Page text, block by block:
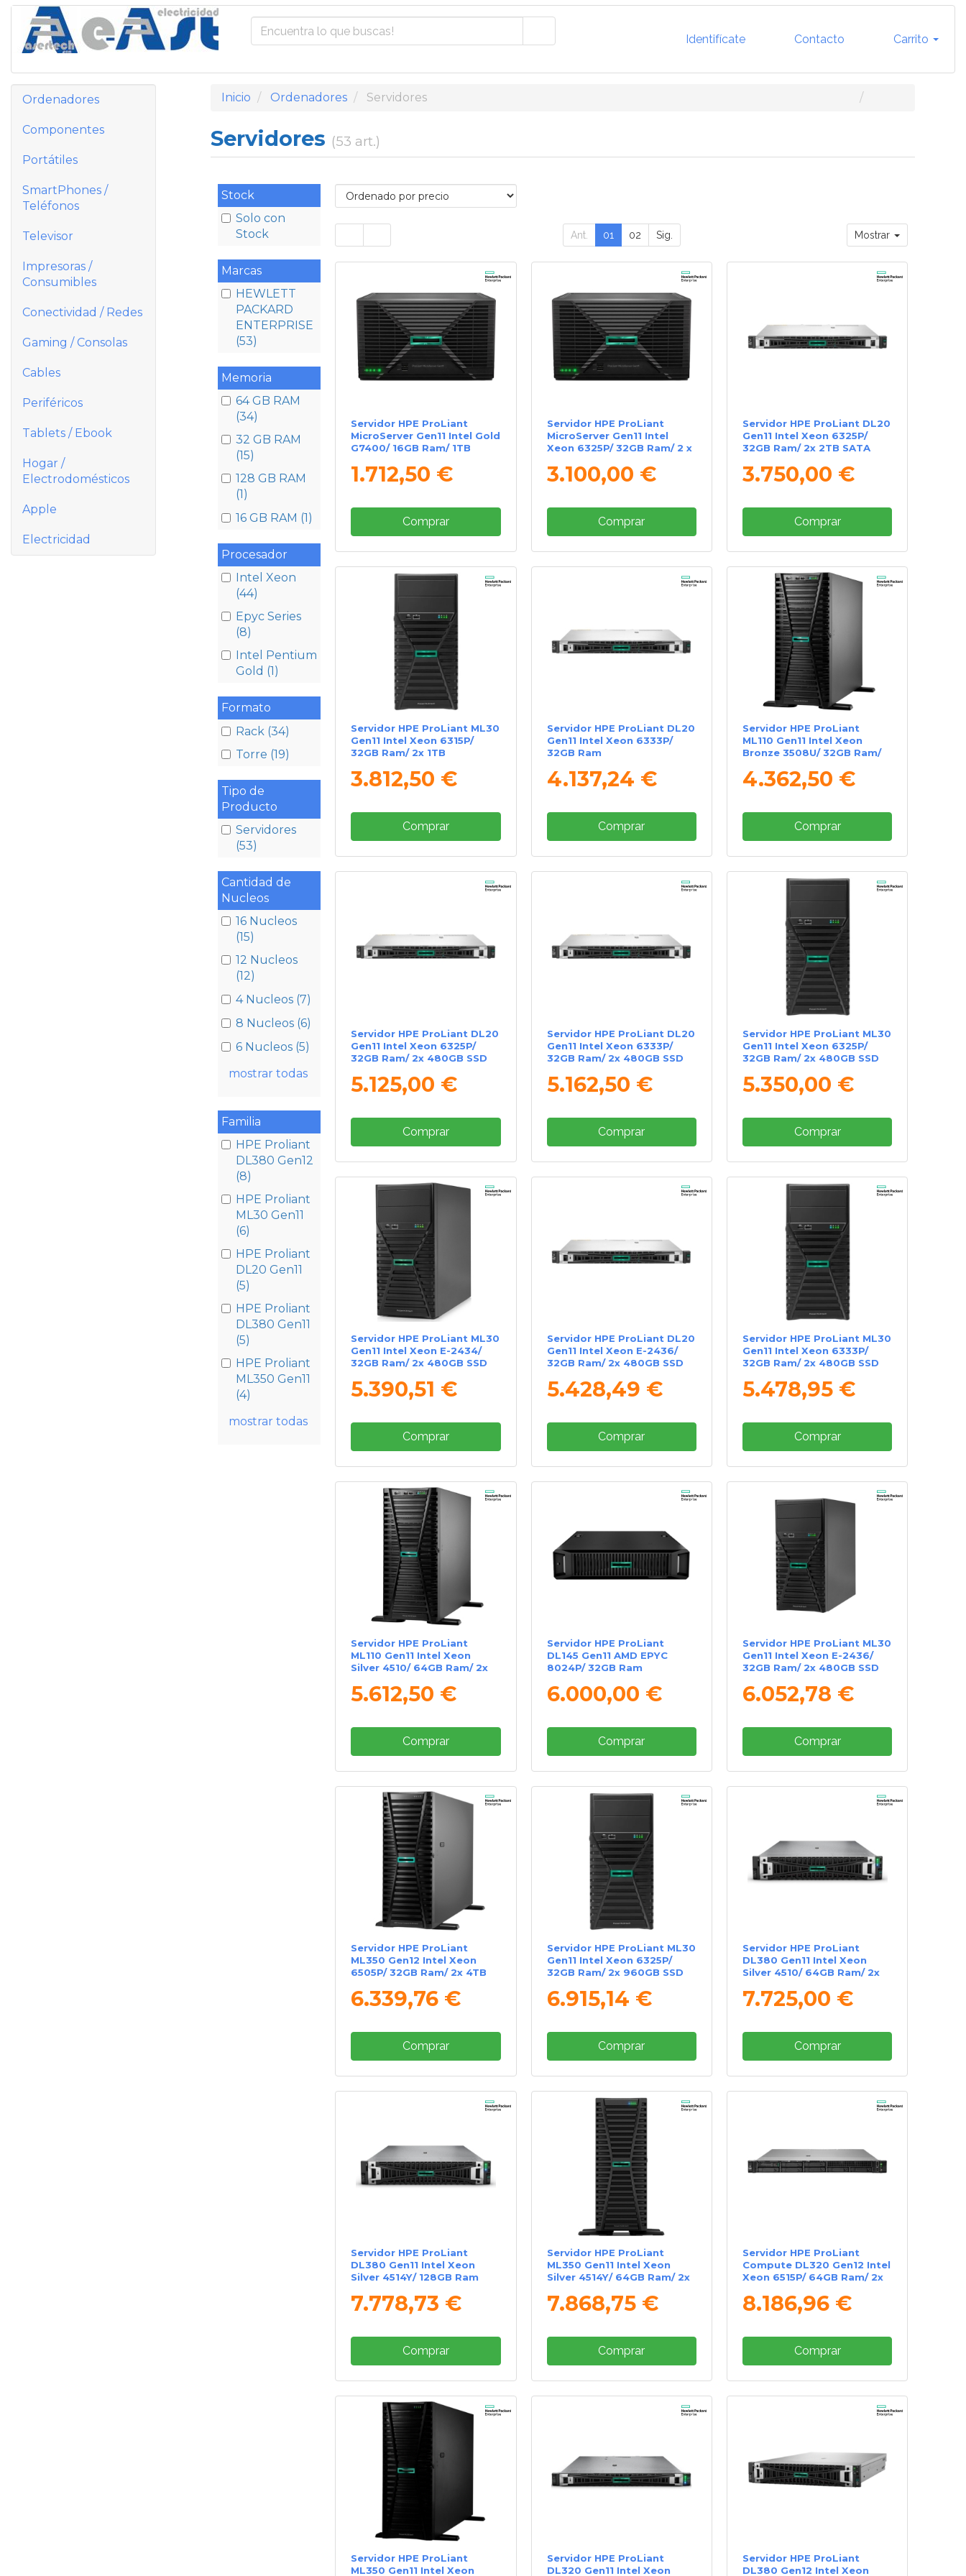
Identifícate Contacto Carrito
Ordenadores
Componentes
Portátiles
SmartPhones /
Teléfonos
Televisor
Impresoras /
Consumibles
Conectividad / Redes
Gaming / Consolas
Cables
Periféricos
Tablets / Ebook
Hogar /
Electrodomésticos
Apple
Electricidad
Inicio Ordenadores Servidores
Servidores (53 art.)
Stock
Solo con
Stock
Marcas
HEWLETT
PACKARD
ENTERPRISE
(53)
Memoria
64 GB RAM
(34)
32 GB RAM
(15)
128 GB RAM
(1)
16 GB RAM (1)
Procesador
Intel Xeon
(44)
Epyc Series
(8)
Intel Pentium
Gold (1)
Formato
Rack (34)
Torre (19)
Tipo de
Producto
Servidores
(53)
Cantidad de
Nucleos
16 Nucleos
(15)
12 Nucleos
(12)
4 Nucleos (7)
8 Nucleos (6)
6 Nucleos (5)
mostrar todas
Familia
HPE Proliant
DL380 Gen12
(8)
HPE Proliant
ML30 Gen11
(6)
HPE Proliant
DL20 Gen11
(5)
HPE Proliant
DL380 Gen11
(5)
HPE Proliant
ML350 Gen11
(4)
mostrar todas
Ant. 01 02 Sig. Mostrar
Servidor HPE ProLiant
MicroServer Gen11 Intel Gold
G7400/ 16GB Ram/ 1TB
1.712,50 €
Comprar
Servidor HPE ProLiant
MicroServer Gen11 Intel
Xeon 6325P/ 32GB Ram/ 2 x
3.100,00 €
Comprar
Servidor HPE ProLiant DL20
Gen11 Intel Xeon 6325P/
32GB Ram/ 2x 2TB SATA
3.750,00 €
Comprar
Servidor HPE ProLiant ML30
Gen11 Intel Xeon 6315P/
32GB Ram/ 2x 1TB
3.812,50 €
Comprar
Servidor HPE ProLiant DL20
Gen11 Intel Xeon 6333P/
32GB Ram
4.137,24 €
Comprar
Servidor HPE ProLiant
ML110 Gen11 Intel Xeon
Bronze 3508U/ 32GB Ram/
4.362,50 €
Comprar
Servidor HPE ProLiant DL20
Gen11 Intel Xeon 6325P/
32GB Ram/ 2x 480GB SSD
5.125,00 €
Comprar
Servidor HPE ProLiant DL20
Gen11 Intel Xeon 6333P/
32GB Ram/ 2x 480GB SSD
5.162,50 €
Comprar
Servidor HPE ProLiant ML30
Gen11 Intel Xeon 6325P/
32GB Ram/ 2x 480GB SSD
5.350,00 €
Comprar
Servidor HPE ProLiant ML30
Gen11 Intel Xeon E-2434/
32GB Ram/ 2x 480GB SSD
5.390,51 €
Comprar
Servidor HPE ProLiant DL20
Gen11 Intel Xeon E-2436/
32GB Ram/ 2x 480GB SSD
5.428,49 €
Comprar
Servidor HPE ProLiant ML30
Gen11 Intel Xeon 6333P/
32GB Ram/ 2x 480GB SSD
5.478,95 €
Comprar
Servidor HPE ProLiant
ML110 Gen11 Intel Xeon
Silver 4510/ 64GB Ram/ 2x
5.612,50 €
Comprar
Servidor HPE ProLiant
DL145 Gen11 AMD EPYC
8024P/ 32GB Ram
6.000,00 €
Comprar
Servidor HPE ProLiant ML30
Gen11 Intel Xeon E-2436/
32GB Ram/ 2x 480GB SSD
6.052,78 €
Comprar
Servidor HPE ProLiant
ML350 Gen12 Intel Xeon
6505P/ 32GB Ram/ 2x 4TB
6.339,76 €
Comprar
Servidor HPE ProLiant ML30
Gen11 Intel Xeon 6325P/
32GB Ram/ 2x 960GB SSD
6.915,14 €
Comprar
Servidor HPE ProLiant
DL380 Gen11 Intel Xeon
Silver 4510/ 64GB Ram/ 2x
7.725,00 €
Comprar
Servidor HPE ProLiant
DL380 Gen11 Intel Xeon
Silver 4514Y/ 128GB Ram
7.778,73 €
Comprar
Servidor HPE ProLiant
ML350 Gen11 Intel Xeon
Silver 4514Y/ 64GB Ram/ 2x
7.868,75 €
Comprar
Servidor HPE ProLiant
Compute DL320 Gen12 Intel
Xeon 6515P/ 64GB Ram/ 2x
8.186,96 €
Comprar
Servidor HPE ProLiant
ML350 Gen11 Intel Xeon
Servidor HPE ProLiant
DL320 Gen11 Intel Xeon
Servidor HPE ProLiant
DL380 Gen12 Intel Xeon